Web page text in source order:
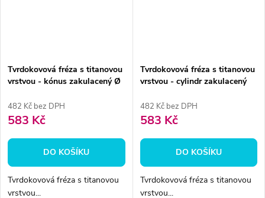
Tvrdokovová fréza s titanovou
vrstvou - kónus zakulacený Ø
482 Kč bez DPH
583 Kč
DO KOŠÍKU
Tvrdokovová fréza s titanovou
vrstvou...
Tvrdokovová fréza s titanovou
vrstvou - cylindr zakulacený
482 Kč bez DPH
583 Kč
DO KOŠÍKU
Tvrdokovová fréza s titanovou
vrstvou...